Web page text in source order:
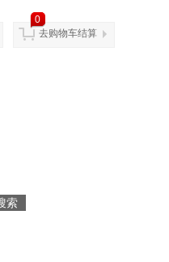
0
去购物车结算